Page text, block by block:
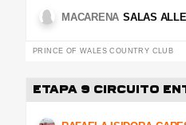
MACARENA SALAS
PRINCE OF WALES COUNTRY CLUB
ETAPA 9 CIRCUITO